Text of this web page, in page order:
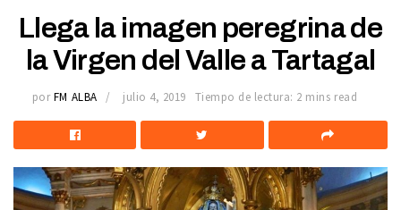
Llega la imagen peregrina de
la Virgen del Valle a Tartagal
por FM ALBA julio 4, 2019 Tiempo de lectura: 2 mins read